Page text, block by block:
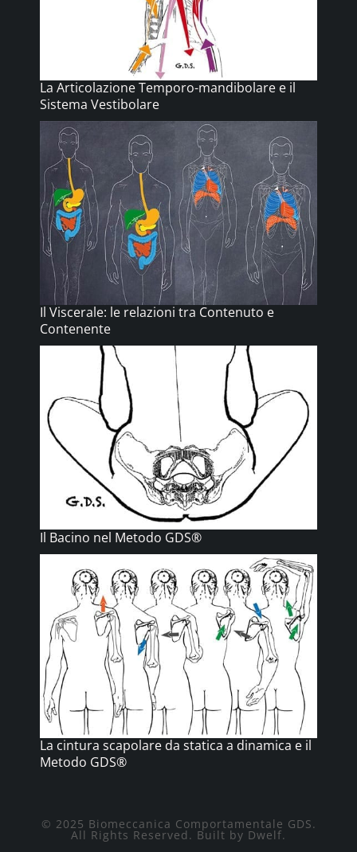
La Articolazione Temporo-mandibolare e il
Sistema Vestibolare
Il Viscerale: le relazioni tra Contenuto e
Contenente
Il Bacino nel Metodo GDS®
La cintura scapolare da statica a dinamica e il
Metodo GDS®
© 2025 Biomeccanica Comportamentale GDS.
All Rights Reserved. Built by Dwelf.